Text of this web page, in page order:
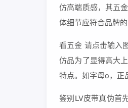
仿高端质感，其五
体细节应符合品牌
看五金 请点击输入
仿品为了显得高大
特点。如字母o，正
鉴别LV皮带真伪首